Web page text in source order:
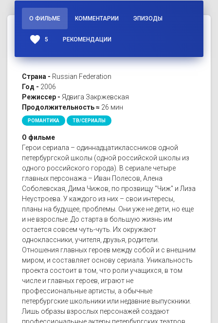
О ФИЛЬМЕ КОММЕНТАРИИ ЭПИЗОДЫ
favorite 5 РЕКОМЕНДАЦИИ
Страна - Russian Federation
Год - 2006
Режиссер - Ядвига Закржевская
Продолжительность ≈ 26 мин
РОМАНТИКА ТВ/СЕРИАЛЫ
О фильме
Герои сериала – одиннадцатиклассников одной
петербургской школы (одной российской школы из
одного российского города). В сериале четыре
главных персонажа – Иван Полесов, Алена
Соболевская, Дима Чижов, по прозвищу "Чиж" и Лиза
Неустроева. У каждого из них – свои интересы,
планы на будущее, проблемы. Они уже не дети, но еще
и не взрослые. До старта в большую жизнь им
остается совсем чуть-чуть. Их окружают
одноклассники, учителя, друзья, родители.
Отношения главных героев между собой и с внешним
миром, и составляет основу сериала. Уникальность
проекта состоит в том, что роли учащихся, в том
числе и главных героев, играют не
профессиональные артисты, а обычные
петербургские школьники или недавние выпускники.
Лишь образы взрослых персонажей создают